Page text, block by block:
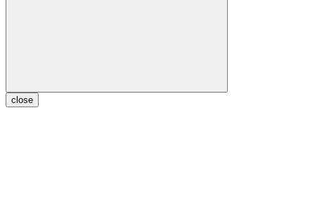
close